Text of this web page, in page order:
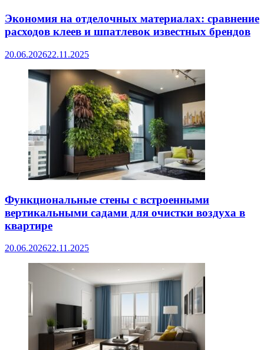
Экономия на отделочных материалах: сравнение
расходов клеев и шпатлевок известных брендов
20.06.202622.11.2025
Функциональные стены с встроенными
вертикальными садами для очистки воздуха в
квартире
20.06.202622.11.2025